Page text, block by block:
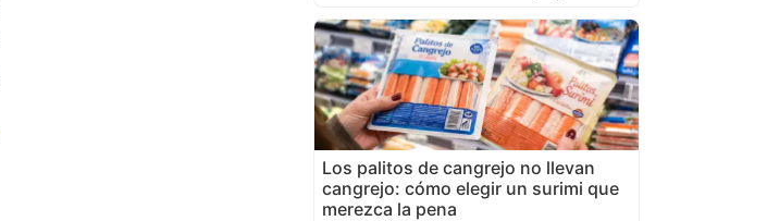
Los palitos de cangrejo no llevan
cangrejo: cómo elegir un surimi que
merezca la pena